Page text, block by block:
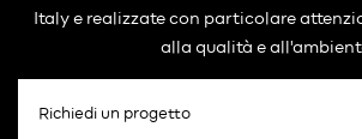
Italy e realizzate con particolare
alla qualità e
Richiedi un progetto